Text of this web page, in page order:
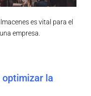
es vital para el
empresa.
optimizar la